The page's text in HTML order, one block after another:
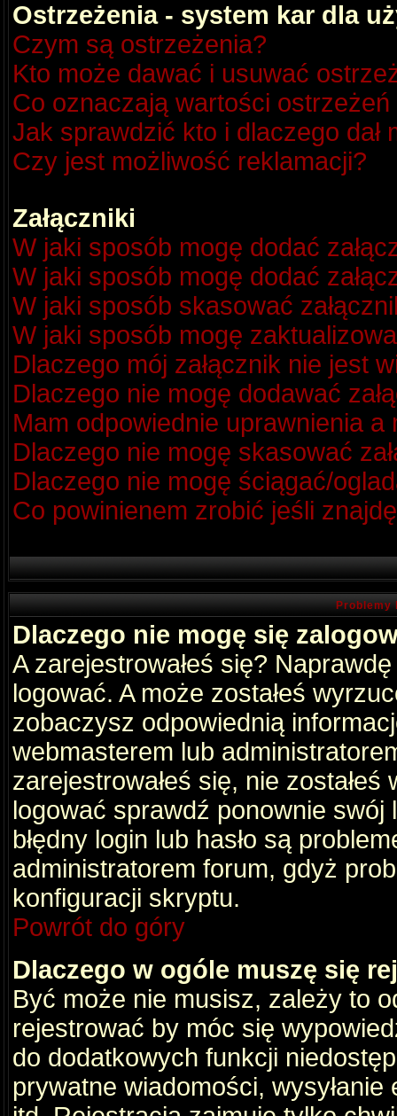
Ostrzeżenia - system kar dla
Czym są ostrzeżenia?
Kto może dawać i usuwać
Co oznaczają wartości
Jak sprawdzić kto i dlaczego dał
Czy jest możliwość reklamacji?
Załączniki
W jaki sposób mogę dodać
W jaki sposób mogę dodać
W jaki sposób skasować
W jaki sposób mogę
Dlaczego mój załącznik nie jest
Dlaczego nie mogę dodawać
Mam odpowiednie uprawnienia a
Dlaczego nie mogę skasować
Dlaczego nie mogę ściągać/
Co powinienem zrobić jeśli
Problemy
Dlaczego nie mogę się
A zarejestrowałeś się?
logować. A może zostałeś
zobaczysz odpowiednią
webmasterem lub
zarejestrowałeś się, nie
logować sprawdź ponownie swój
błędny login lub hasło są
administratorem forum, gdyż
konfiguracji skryptu.
Powrót do góry
Dlaczego w ogóle muszę się
Być może nie musisz, zależy to
rejestrować by móc się
do dodatkowych funkcji
prywatne wiadomości,